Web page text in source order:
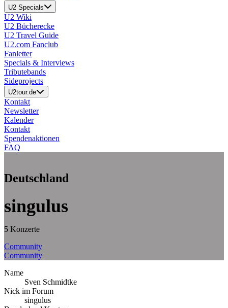
U2 Specials
U2 Wiki
U2 Bücherecke
U2 Travel Guide
U2.com Fanclub
Fanletter
Specials & Interviews
Tributebands
Sideprojects
U2tour.de
Kontakt
Newsletter
Kalender
Kontakt
Spendenaktionen
FAQ
Deutschland
singulus
5 Konzerte
Community
Community
Name
Sven Schmidtke
Nick im Forum
singulus